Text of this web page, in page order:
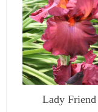
Lady Friend